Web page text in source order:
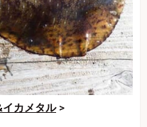
カメタル>